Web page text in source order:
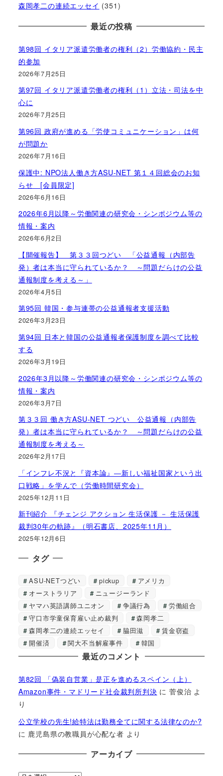
森岡孝二の連続エッセイ (351)
最近の投稿
第98回 イタリア派遣労働者の権利（2）労働協約・民主
的参加
2026年7月25日
第97回 イタリア派遣労働者の権利（1）立法・司法を中
心に
2026年7月25日
第96回 政府が進める「労使コミュニケーション」は何
が問題か
2026年7月16日
保護中: NPO法人働き方ASU-NET 第１４回総会のお知
らせ [会員限定]
2026年6月16日
2026年6月以降～労働関連の研究会・シンポジウム等の
情報・案内
2026年6月2日
【開催報告】 第３３回つどい 「公益通報（内部告
発）者は本当に守られているか？ ～問題だらけの公益
通報制度を考える～」
2026年4月5日
第95回 韓国・参与連帯の公益通報者支援活動
2026年3月23日
第94回 日本と韓国の公益通報者保護制度を調べて比較
する
2026年3月19日
2026年3月以降～労働関連の研究会・シンポジウム等の
情報・案内
2026年3月7日
第３３回 働き方ASU-NET つどい 公益通報（内部告
発）者は本当に守られているか？ ～問題だらけの公益
通報制度を考える～
2026年2月17日
「インフレ不況と『資本論』―新しい福祉国家という出
口戦略」を学んで（労働時間研究会）
2025年12月11日
新刊紹介 『チェンジ アクション 生活保護 － 生活保護
裁判30年の軌跡』（明石書店、2025年11月）
2025年12月6日
タグ
ASU-NETつどい pickup
アメリカ
オーストラリア
ニュージーランド
ヤマハ英語講師ユニオン
争議行為
労働組合
守口市学童保育雇い止め裁判
森岡孝二
森岡孝二の連続エッセイ
脇田滋
賃金窃盗
開催済
関大不当解雇事件 韓国
最近のコメント
第82回 「偽装自営業」是正を進めるスペイン（上）
Amazon事件・マドリード社会裁判所判決 に菅俊治 よ
り
公立学校の先生!給特法は勤務全てに関する法律なのか?
に 鹿児島県の教職員が心配な者 より
アーカイブ